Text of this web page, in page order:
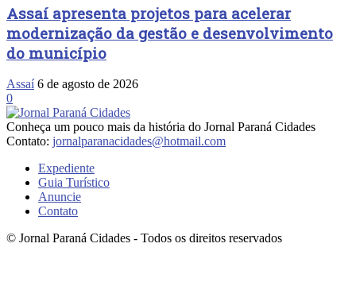
Assaí apresenta projetos para acelerar
modernização da gestão e desenvolvimento
do município
Assaí 6 de agosto de 2026
0
Conheça um pouco mais da história do Jornal Paraná Cidades
Contato: jornalparanacidades@hotmail.com
Expediente
Guia Turístico
Anuncie
Contato
© Jornal Paraná Cidades - Todos os direitos reservados